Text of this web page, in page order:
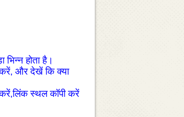
होता है।
और देखें कि क्‍या
स्‍थल कॉपी करें